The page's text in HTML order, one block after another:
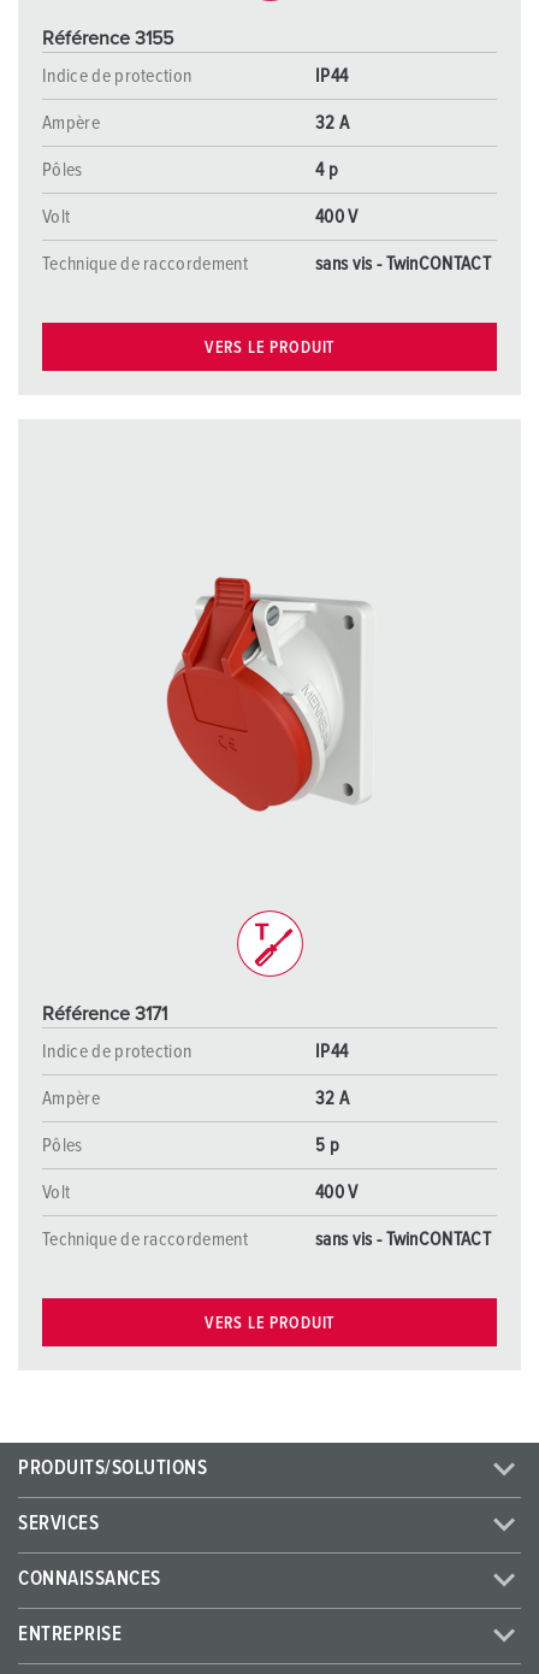
Référence 3155
Indice de protection
IP44
Ampère 32 A
Pôles 4 p
Volt 400 V
Technique de raccordement sans vis - TwinCONTACT
VERS LE PRODUIT
Référence 3171
Indice de protection
IP44
Ampère 32 A
Pôles 5 p
Volt 400 V
Technique de raccordement sans vis - TwinCONTACT
VERS LE PRODUIT
PRODUITS/SOLUTIONS
SERVICES
CONNAISSANCES
ENTREPRISE